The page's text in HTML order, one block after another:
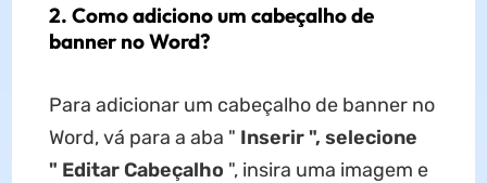
2. Como adiciono um cabeçalho de
banner no Word?
Para adicionar um cabeçalho de banner no
Word, vá para a aba " Inserir ", selecione
" Editar Cabeçalho ", insira uma imagem e